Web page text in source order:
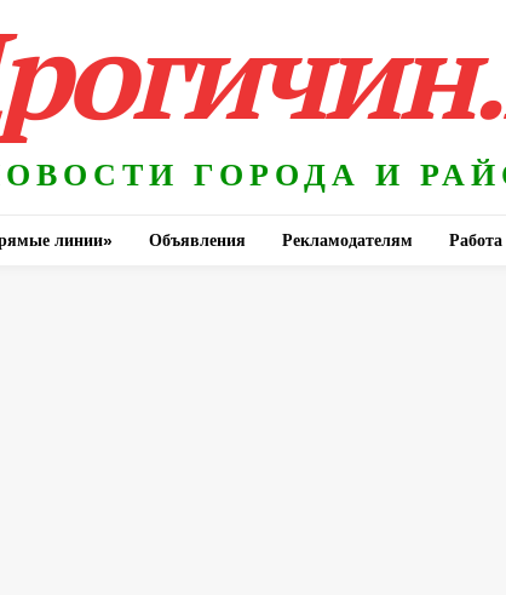
ГОРОДА И
линии» Объявления Рекламодателям Работа